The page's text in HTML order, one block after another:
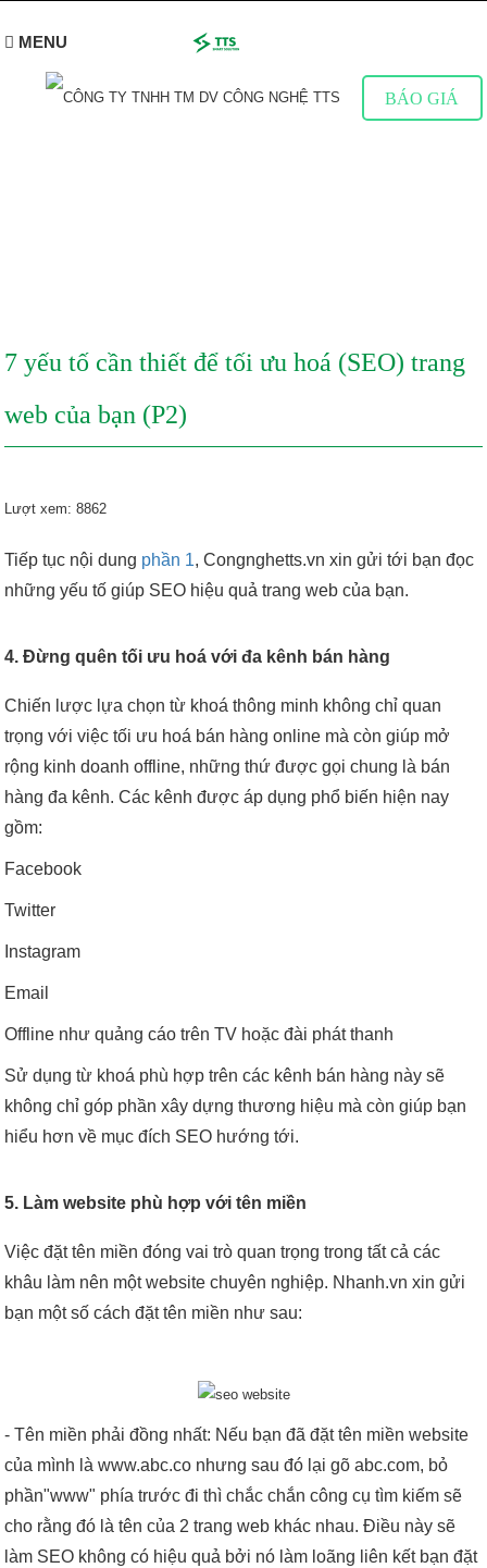
MENU
BÁO GIÁ
7 yếu tố cần thiết để tối ưu hoá (SEO) trang
web của bạn (P2)
Lượt xem: 8862
Tiếp tục nội dung phần 1, Congnghetts.vn xin gửi tới bạn đọc
những yếu tố giúp SEO hiệu quả trang web của bạn.
4. Đừng quên tối ưu hoá với đa kênh bán hàng
Chiến lược lựa chọn từ khoá thông minh không chỉ quan
trọng với việc tối ưu hoá bán hàng online mà còn giúp mở
rộng kinh doanh offline, những thứ được gọi chung là bán
hàng đa kênh. Các kênh được áp dụng phổ biến hiện nay
gồm:
Facebook
Twitter
Instagram
Email
Offline như quảng cáo trên TV hoặc đài phát thanh
Sử dụng từ khoá phù hợp trên các kênh bán hàng này sẽ
không chỉ góp phần xây dựng thương hiệu mà còn giúp bạn
hiểu hơn về mục đích SEO hướng tới.
5. Làm website phù hợp với tên miền
Việc đặt tên miền đóng vai trò quan trọng trong tất cả các
khâu làm nên một website chuyên nghiệp. Nhanh.vn xin gửi
bạn một số cách đặt tên miền như sau:
- Tên miền phải đồng nhất: Nếu bạn đã đặt tên miền website
của mình là www.abc.co nhưng sau đó lại gõ abc.com, bỏ
phần"www" phía trước đi thì chắc chắn công cụ tìm kiếm sẽ
cho rằng đó là tên của 2 trang web khác nhau. Điều này sẽ
làm SEO không có hiệu quả bởi nó làm loãng liên kết bạn đặt